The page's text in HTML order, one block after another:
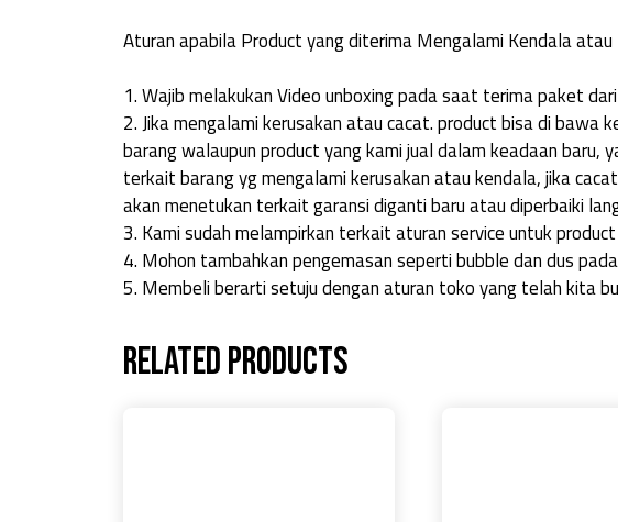
Aturan apabila Product yang diterima Mengalami Kendala atau
1. Wajib melakukan Video unboxing pada saat terima paket
2. Jika mengalami kerusakan atau cacat. product bisa di
barang walaupun product yang kami jual dalam keadaan baru,
terkait barang yg mengalami kerusakan atau kendala, jika
akan menetukan terkait garansi diganti baru atau diperbaiki
3. Kami sudah melampirkan terkait aturan service untuk
4. Mohon tambahkan pengemasan seperti bubble dan dus
5. Membeli berarti setuju dengan aturan toko yang telah kita
Related products